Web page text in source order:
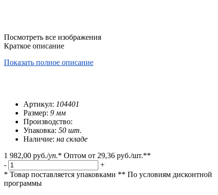
Посмотреть все изображения
Краткое описание
Показать полное описание
Артикул: 104401
Размер: 9 мм
Производство:
Упаковка: 50 шт.
Наличие: на складе
1 982,00 руб./уп.* Оптом от 29,36 руб./шт.**
-
+
* Товар поставляется упаковками ** По условиям дисконтной
программы